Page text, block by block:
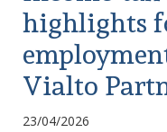
highlights
Vialto
23/04/2026